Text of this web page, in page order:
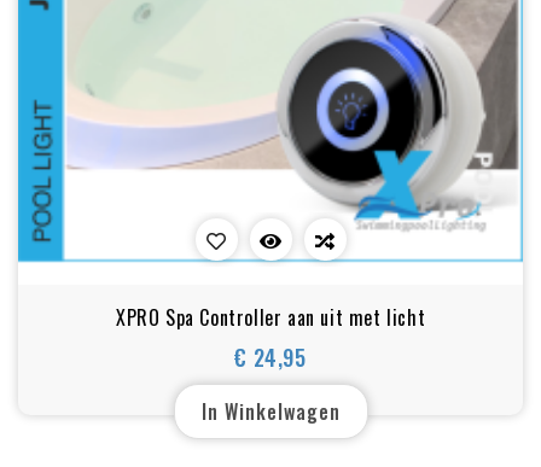
XPRO Spa Controller aan uit met licht
€ 24,95
Prijs
In Winkelwagen